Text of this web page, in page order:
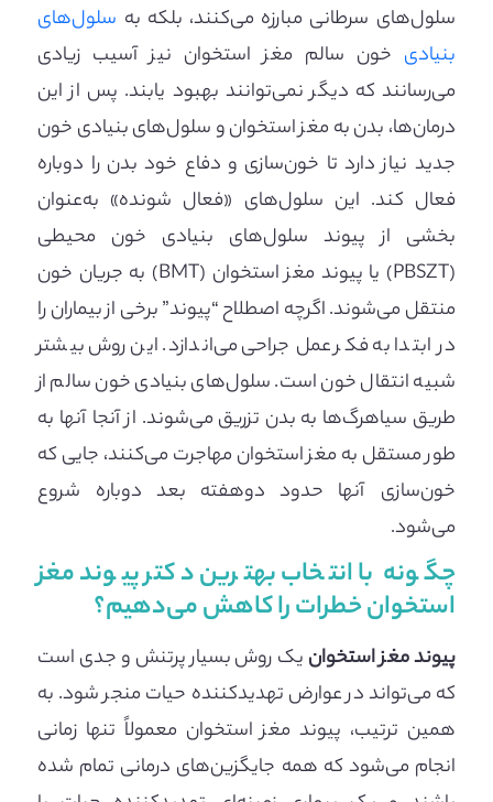
سلول‌های سرطانی مبارزه می‌کنند، بلکه به سلول‌های
بنیادی خون سالم مغز استخوان نیز آسیب زیادی
می‌رسانند که دیگر نمی‌توانند بهبود یابند. پس از این
درمان‌ها، بدن به مغز استخوان و سلول‌های بنیادی خون
جدید نیاز دارد تا خون‌سازی و دفاع خود بدن را دوباره
فعال کند. این سلول‌های «فعال شونده» به‌عنوان
بخشی از پیوند سلول‌های بنیادی خون محیطی
(PBSZT) یا پیوند مغز استخوان (BMT) به جریان خون
منتقل می‌شوند. اگرچه اصطلاح “پیوند” برخی از بیماران را
در ابتدا به فکر عمل جراحی می‌اندازد. این روش بیشتر
شبیه انتقال خون است. سلول‌های بنیادی خون سالم از
طریق سیاهرگ‌ها به بدن تزریق می‌شوند. از آنجا آنها به
طور مستقل به مغز استخوان مهاجرت می‌کنند، جایی که
خون‌سازی آنها حدود دوهفته بعد دوباره شروع
می‌شود.
چگونه با انتخاب بهترین دکتر پیوند مغز
استخوان خطرات را کاهش می‌دهیم؟
پیوند مغز استخوان یک روش بسیار پرتنش و جدی است
که می‌تواند در عوارض تهدیدکننده حیات منجر شود. به
همین ترتیب، پیوند مغز استخوان معمولاً تنها زمانی
انجام می‌شود که همه جایگزین‌های درمانی تمام شده